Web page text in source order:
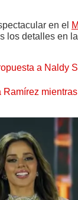
en el
los detalles en
a Naldy